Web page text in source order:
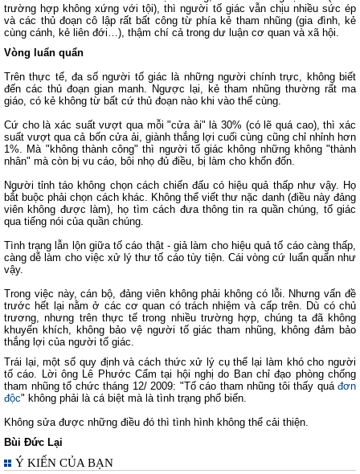
trường hợp không xứng với tội), thì người tố giác vẫn chịu nhiều sức ép
và các thủ đoạn cô lập rất bất công từ phía kẻ tham nhũng (gia đình, kẻ
cùng cánh, kẻ liên đới…), thậm chí cả trong dư luận cơ quan và xã hội.
Vòng luẩn quẩn
Trên thực tế, đa số người tố giác là những người chính trực, không biết
đến các thủ đoạn gian manh. Ngược lại, kẻ tham nhũng thường rất ma
giáo, có kẻ không từ bất cứ thủ đoạn nào khi vào thế cùng.
Cứ cho là xác suất vượt qua mỗi "cửa ải" là 30% (có lẽ quá cao), thì xác
suất vượt qua cả bốn cửa ải, giành thắng lợi cuối cùng cũng chỉ nhỉnh hơn
1%. Mà "không thành công" thì người tố giác không những không "thành
nhân" mà còn bị vu cáo, bôi nhọ đủ điều, bị làm cho khốn đốn.
Người tỉnh táo không chọn cách chiến đấu có hiệu quả thấp như vậy. Họ
bắt buộc phải chọn cách khác. Không thể viết thư nặc danh (điều này đảng
viên không được làm), họ tìm cách đưa thông tin ra quần chúng, tố giác
qua tiếng nói của quần chúng.
Tình trạng lẫn lộn giữa tố cáo thật - giả làm cho hiệu quả tố cáo càng thấp,
càng dễ làm cho việc xử lý thư tố cáo tùy tiện. Cái vòng cứ luẩn quẩn như
vậy.
Trong việc này, cán bộ, đảng viên không phải không có lỗi. Nhưng vấn đề
trước hết lại nằm ở các cơ quan có trách nhiệm và cấp trên. Dù có chủ
trương, nhưng trên thực tế trong nhiều trường hợp, chúng ta đã không
khuyến khích, không bảo vệ người tố giác tham nhũng, không đảm bảo
thắng lợi của người tố giác.
Trái lại, một số quy định và cách thức xử lý cụ thể lại làm khó cho người
tố cáo. Lời ông Lê Phước Cẩm tại hội nghị do Ban chỉ đạo phòng chống
tham nhũng tổ chức tháng 12/ 2009: "Tố cáo tham nhũng tôi thấy quá đơn
độc" không phải là cá biệt mà là tình trạng phổ biến.
Không sửa được những điều đó thì tình hình không thể cải thiện.
Bùi Đức Lại
Ý KIẾN CỦA BẠN